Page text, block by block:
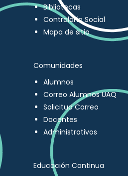
Bibliotecas
Contraloría Social
Mapa de sitio
Comunidades
Alumnos
Correo Alumnos UAQ
Solicitud Correo
Docentes
Administrativos
Educación Continua